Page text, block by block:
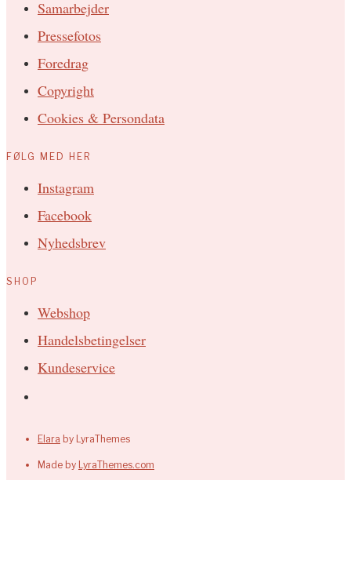
Samarbejder
Pressefotos
Foredrag
Copyright
Cookies & Persondata
FØLG MED HER
Instagram
Facebook
Nyhedsbrev
SHOP
Webshop
Handelsbetingelser
Kundeservice
Elara by LyraThemes
Made by LyraThemes.com